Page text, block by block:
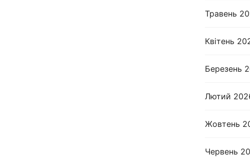
Травень
Квітень
Березень
Лютий
Жовтень
Червень